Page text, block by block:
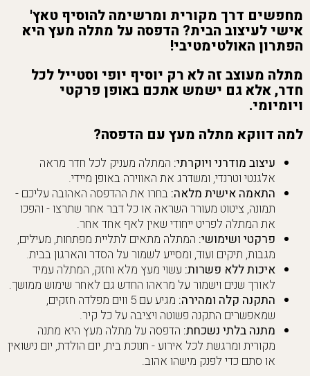
מחפשים דרך מקורית ומרשימה להוסיף טאץ'
אישי לעיצוב הבית? הדפסה על מתלה מעץ היא
הפתרון האולטימטיבי!
מתלה מעוצב זה לא רק יוסיף יופי וסטייל לכל
חדר, אלא גם ישמש אתכם באופן פרקטי
ויומיומי.
למה דווקא מתלה מעץ עם הדפסה?
עיצוב מודרני ויוקרתי: המתלה מעניק לכל חדר מראה
אלגנטי וטרנדי, ומשדרג את האווירה באופן מיידי.
התאמה אישית מלאה: בחרו את ההדפסה האהובה עליכם -
תמונה, ציטוט מעורר השראה או כל דבר אחר שתרצו - והפכו
את המתלה לפריט ייחודי שאין לאף אחד אחר.
פרקטי ושימושי: המתלה מתאים לתליית מפתחות, מעילים,
מגבות, תיקים ועוד, ומסייע לשמור על הסדר והארגון בבית.
איכות ללא פשרות: עשוי מעץ מלא וחזק, המתלה עמיד
לאורך שנים וישמור על מראהו החדש גם לאחר שימוש ממושך.
התקנה קלה ומהירה:
מגיע עם 5 ווים מפלדה חזקים,
שמאפשרים התקנה פשוטה ויציבה על כל קיר.
מתנה בלתי נשכחת: הדפסה על מתלה מעץ היא מתנה
מקורית ומרגשת לכל אירוע - חנוכת בית, יום הולדת, יום נישואין
או סתם כדי לפנק מישהו אהוב.